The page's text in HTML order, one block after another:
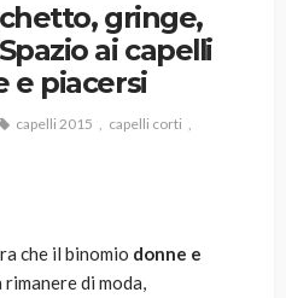
gringe,
ai capelli
e piacersi
capelli 2015
capelli corti
che il binomio donne e
di moda,